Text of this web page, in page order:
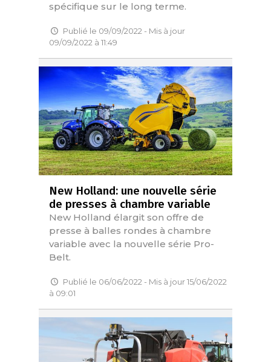
spécifique sur le long terme.
Publié le 09/09/2022 - Mis à jour
09/09/2022 à 11:49
New Holland: une nouvelle série
de presses à chambre variable
New Holland élargit son offre de
presse à balles rondes à chambre
variable avec la nouvelle série Pro-
Belt.
Publié le 06/06/2022 - Mis à jour 15/06/2022
à 09:01